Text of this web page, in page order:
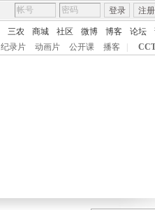
登录 注册
三农 商城 社区 微博 博客 论坛
纪录片 动画片 公开课 播客